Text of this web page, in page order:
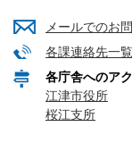
メールでのお
各課連絡先一覧
各庁舎へのア
江津市役所
桜江支所